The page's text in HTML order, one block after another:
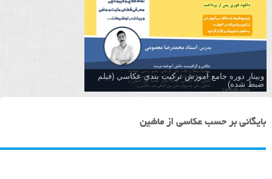
وبینار دوره جامع آموزش تركيب بندي عكاسي (فیلم
ضبط شده)
بایگانی بر حسب عکاسی از ماشین